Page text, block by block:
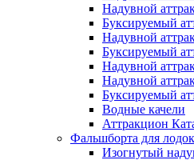
Надувной
Буксируемый
Надувной
Буксируемый
Надувной
Надувной
Буксируемый
Водные качели
Аттракцион
Фальшборта для
Изогнутый